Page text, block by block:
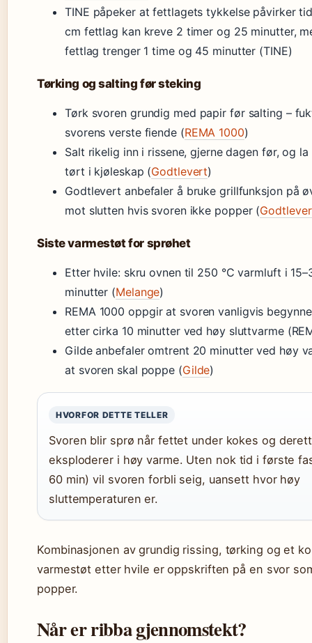
TINE påpeker at fettlagets tykkelse påvirker
cm fettlag kan kreve 2 timer og 25 minutter,
fettlag trenger 1 time og 45 minutter (TINE)
Tørking og salting før steking
Tørk svoren grundig med papir før salting –
svorens verste fiende (REMA 1000)
Salt rikelig inn i rissene, gjerne dagen før, og
tørt i kjøleskap (Godtlevert)
Godtlevert anbefaler å bruke grillfunksjon på
mot slutten hvis svoren ikke popper (
Siste varmestøt for sprøhet
Etter hvile: skru ovnen til 250 °C varmluft i
minutter (Melange)
REMA 1000 oppgir at svoren vanligvis
etter cirka 10 minutter ved høy sluttvarme
Gilde anbefaler omtrent 20 minutter ved høy
at svoren skal poppe (Gilde)
HVORFOR DETTE TELLER
Svoren blir sprø når fettet under kokes og
eksploderer i høy varme. Uten nok tid i første
60 min) vil svoren forbli seig, uansett hvor høy
sluttemperaturen er.
Kombinasjonen av grundig rissing, tørking og et
varmestøt etter hvile er oppskriften på en svor
popper.
Når er ribba gjennomstekt?